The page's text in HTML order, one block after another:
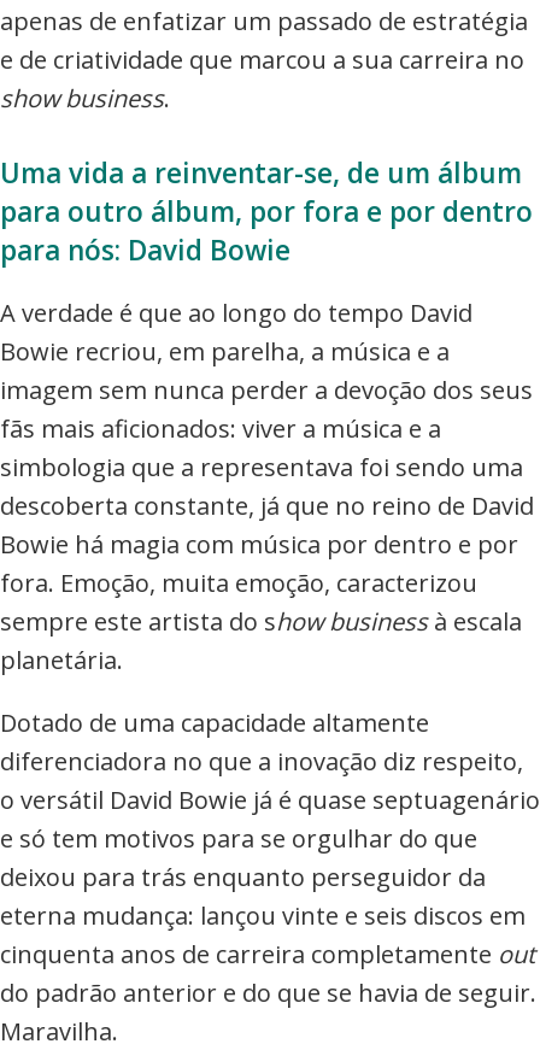
apenas de enfatizar um passado de estratégia
e de criatividade que marcou a sua carreira no
show business.
Uma vida a reinventar-se, de um álbum
para outro álbum, por fora e por dentro
para nós: David Bowie
A verdade é que ao longo do tempo David
Bowie recriou, em parelha, a música e a
imagem sem nunca perder a devoção dos seus
fãs mais aficionados: viver a música e a
simbologia que a representava foi sendo uma
descoberta constante, já que no reino de David
Bowie há magia com música por dentro e por
fora. Emoção, muita emoção, caracterizou
sempre este artista do show businessà escala
planetária.
Dotado de uma capacidade altamente
diferenciadora no que a inovação diz respeito,
o versátil David Bowie já é quase septuagenário
e só tem motivos para se orgulhar do que
deixou para trás enquanto perseguidor da
eterna mudança: lançou vinte e seis discos em
cinquenta anos de carreira completamente out
do padrão anterior e do que se havia de seguir.
Maravilha.